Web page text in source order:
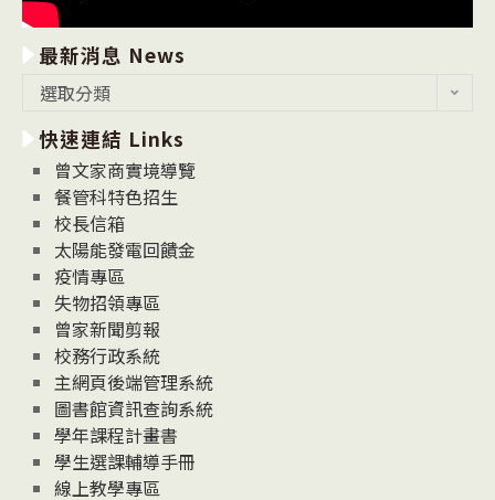
最新消息 News
消
息
News
選取分類
快速連結 Links
曾文家商實境導覽
餐管科特色招生
校長信箱
太陽能發電回饋金
疫情專區
失物招領專區
曾家新聞剪報
校務行政系統
主網頁後端管理系統
圖書館資訊查詢系統
學年課程計畫書
學生選課輔導手冊
線上教學專區